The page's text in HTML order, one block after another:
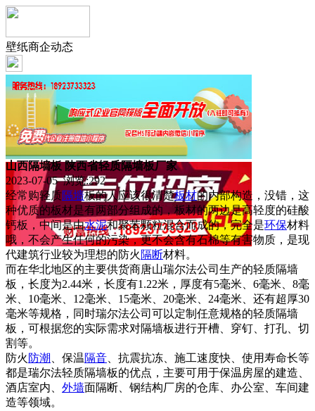
壁纸商企动态
山西隔墙板 陕西省轻质隔墙板厂家
2023-07-05 浏览:292
经常购轻质隔墙板的人应该很清楚板材的内部构造，没错，这
种优质的板材是有两部分组成的，板材的两边是高轻度的硅酸
钙板，中间是由水泥和聚苯颗粒混合而成的，完全是环保材料
哦，不会产生任何的污染，更不会含有石棉等有害物质，是现
代建筑行业较为理想的防火 隔断材料。
而在华北地区的主要供货商唐山瑞尔法公司生产的轻质隔墙
板，长度为2.44米，长度有1.22米，厚度有5毫米、6毫米、8毫
米、10毫米、12毫米、15毫米、20毫米、24毫米、还有超厚30
毫米等规格，同时瑞尔法公司可以定制任意规格的轻质隔墙
板，可根据您的实际需求对隔墙板进行开槽、穿钉、打孔、切
割等。
防火 防潮 、保温隔音 、抗震抗冻、施工速度快、使用寿命长等
都是瑞尔法轻质隔墙板的优点，主要可用于保温房屋的建造、
酒店室内、 外墙面隔断、钢结构厂房的仓库、办公室、车间建
造等领域。